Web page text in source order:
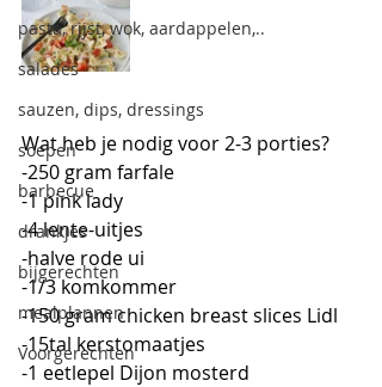
pasta, rijst, wok, aardappelen,..
salades
sauzen, dips, dressings
soepen
barbecue
drankjes
bijgerechten
mealplannen
Voorgerechten
Wat heb je nodig voor 2-3 porties?
-250 gram farfale
-1 pink lady
-4 lente-uitjes
-halve rode ui
-1/3 komkommer
-150 gram chicken breast slices Lidl
-15tal kerstomaatjes
-1 eetlepel Dijon mosterd